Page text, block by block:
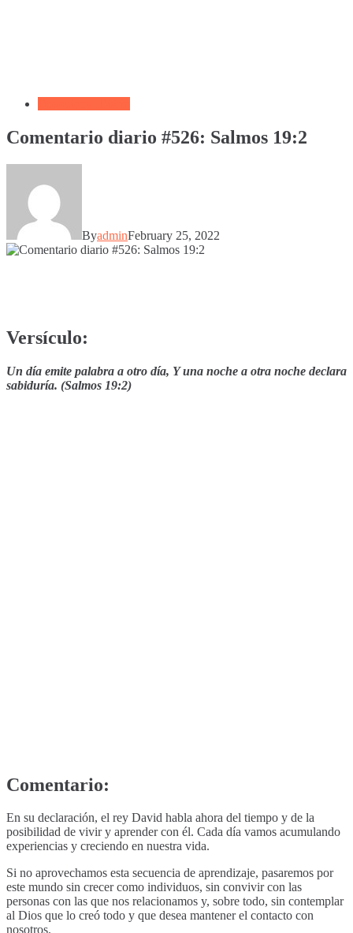
Comentario diario #526: Salmos 19:2
ByadminFebruary 25, 2022
Versículo:
Un día emite palabra a otro día, Y una noche a otra noche declara
sabiduría. (Salmos 19:2)
Comentario:
En su declaración, el rey David habla ahora del tiempo y de la
posibilidad de vivir y aprender con él. Cada día vamos acumulando
experiencias y creciendo en nuestra vida.
Si no aprovechamos esta secuencia de aprendizaje, pasaremos por
este mundo sin crecer como individuos, sin convivir con las
personas con las que nos relacionamos y, sobre todo, sin contemplar
al Dios que lo creó todo y que desea mantener el contacto con
nosotros.